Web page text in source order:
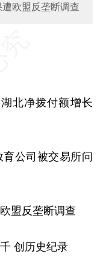
欧盟反垄断调查
北净拨付额增长
公司被交易所问
盟反垄断调查
创历史纪录